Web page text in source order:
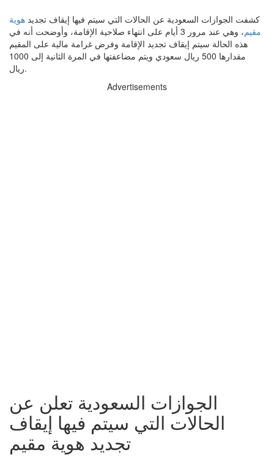
كشفت الجوازات السعودية عن الحالات التي سيتم فيها إيقاف تجديد هوية
مقيم
، وهي عند مرور 3 أيام على انتهاء صلاحية الإقامة، وأوضحت أنه في
هذه الحالة سيتم إيقاف تجديد الإقامة وفرض غرامة مالية على المقيم
مقدارها 500 ريال سعودي ويتم مضاعفتها في المرة الثانية إلى 1000
ريال.
Advertisements
الجوازات السعودية تعلن عن
الحالات التي سيتم فيها إيقاف
تجديد هوية مقيم